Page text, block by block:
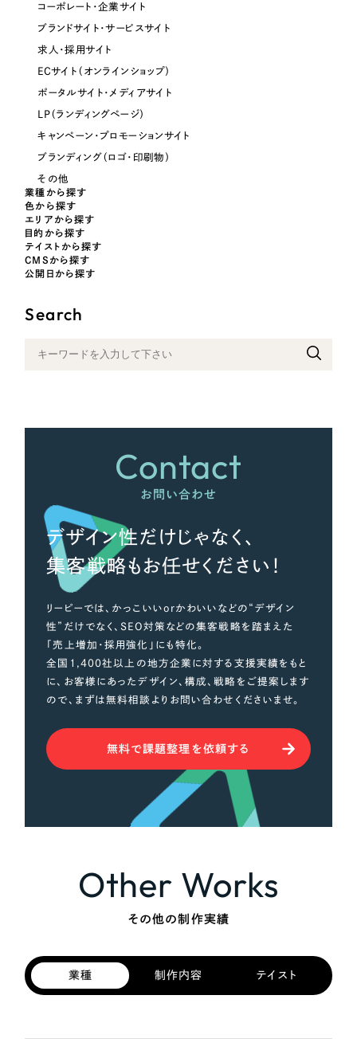
コーポレート・企業サイト
ブランドサイト・サービスサイト
求人・採用サイト
ECサイト（オンラインショップ）
ポータルサイト・メディアサイト
LP（ランディングページ）
キャンペーン・プロモーションサイト
ブランディング（ロゴ・印刷物）
その他
業種から探す
色から探す
エリアから探す
目的から探す
テイストから探す
CMSから探す
公開日から探す
Search
Contact
お問い合わせ
デザイン性だけじゃなく、
集客戦略もお任せください！
リーピーでは、かっこいいorかわいいなどの“デザイン
性”だけでなく、SEO対策などの集客戦略を踏まえた
「売上増加・採用強化」にも特化。
全国1,400社以上の地方企業に対する支援実績をもと
に、お客様にあったデザイン、構成、戦略をご提案します
ので、まずは無料相談よりお問い合わせくださいませ。
無料で課題整理を依頼する
Other Works
その他の制作実績
業種 制作内容 テイスト